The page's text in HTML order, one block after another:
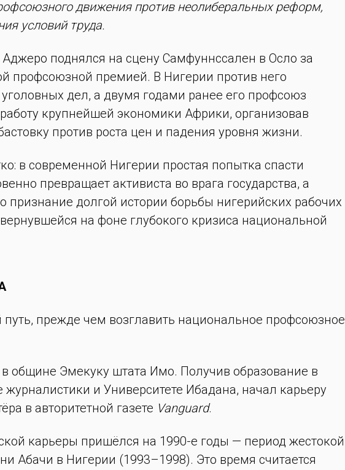
движения против неолиберальных реформ,
условий труда.
поднялся на сцену Самфуннссален в Осло за
профсоюзной премией. В Нигерии против него
дел, а двумя годами ранее его профсоюз
крупнейшей экономики Африки, организовав
против роста цен и падения уровня жизни.
в современной Нигерии простая попытка спасти
превращает активиста во врага государства, а
признание долгой истории борьбы нигерийских рабочих
на фоне глубокого кризиса национальной
прежде чем возглавить национальное профсоюзное
в общине Эмекуку штата Имо. Получив образование в
журналистики и Университете Ибадана, начал карьеру
в авторитетной газете Vanguard.
карьеры пришёлся на 1990-е годы — период жестокой
Абачи в Нигерии (1993–1998). Это время считается